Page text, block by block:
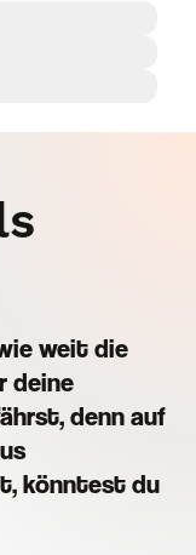
weit die
deine
denn auf
könntest du